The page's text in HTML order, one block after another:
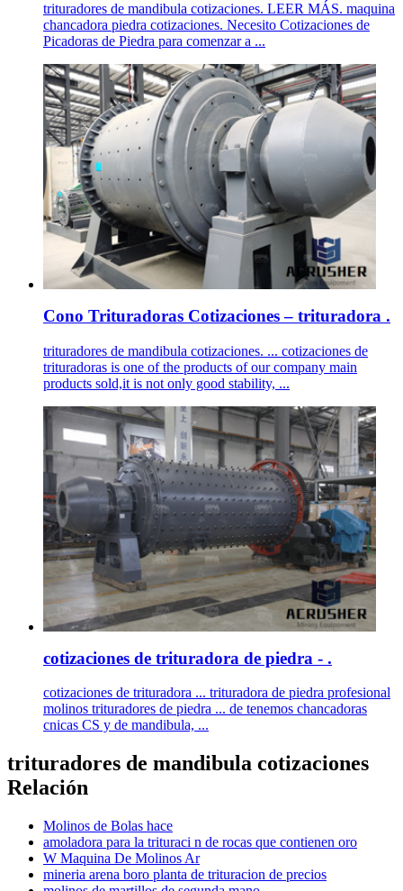
trituradores de mandibula cotizaciones. LEER MÁS. maquina
chancadora piedra cotizaciones. Necesito Cotizaciones de
Picadoras de Piedra para comenzar a ...
Cono Trituradoras Cotizaciones – trituradora .
trituradores de mandibula cotizaciones. ... cotizaciones de
trituradoras is one of the products of our company main
products sold,it is not only good stability, ...
cotizaciones de trituradora de piedra - .
cotizaciones de trituradora ... trituradora de piedra profesional
molinos trituradores de piedra ... de tenemos chancadoras
cnicas CS y de mandibula, ...
trituradores de mandibula cotizaciones
Relación
Molinos de Bolas hace
amoladora para la trituraci n de rocas que contienen oro
W Maquina De Molinos Ar
mineria arena boro planta de trituracion de precios